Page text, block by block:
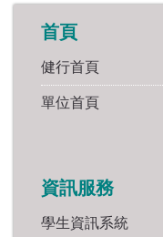
首頁
健行首頁
單位首頁
資訊服務
學生資訊系統